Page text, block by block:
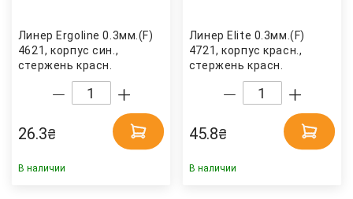
Линер Ergoline 0.3мм.(F)
4621, корпус син.,
стержень красн.
Centropen
26.3₴
В наличии
Линер Elite 0.3мм.(F)
4721, корпус красн.,
стержень красн.
Centropen
45.8₴
В наличии